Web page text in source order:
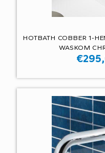
HOTBATH COBBER 1-
WASKOM
€